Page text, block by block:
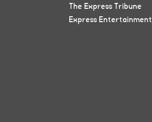
The Express Tribune
Express Entertainment